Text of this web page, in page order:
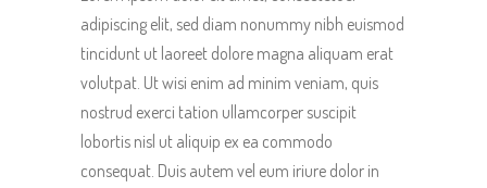
adipiscing elit, sed diam nonummy nibh euismod
tincidunt ut laoreet dolore magna aliquam erat
volutpat. Ut wisi enim ad minim veniam, quis
nostrud exerci tation ullamcorper suscipit
lobortis nisl ut aliquip ex ea commodo
consequat. Duis autem vel eum iriure dolor in